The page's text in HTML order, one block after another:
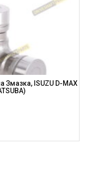
Змазка, ISUZU D-MAX